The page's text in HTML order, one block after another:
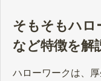
そもそもハロ
など特徴を解
ハローワークは、